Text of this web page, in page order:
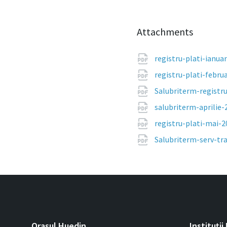
Attachments
registru-plati-
registru-plati-
Salubriterm-
salubriterm-aprilie-
registru-plati-mai-
Salubriterm-serv-